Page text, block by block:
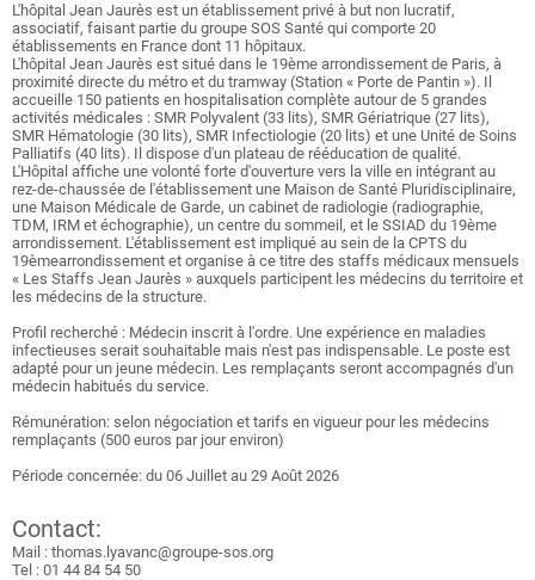
L'hôpital Jean Jaurès est un établissement privé à but non lucratif,
associatif, faisant partie du groupe SOS Santé qui comporte 20
établissements en France dont 11 hôpitaux.
L'hôpital Jean Jaurès est situé dans le 19ème arrondissement de Paris, à
proximité directe du métro et du tramway (Station « Porte de Pantin »). Il
accueille 150 patients en hospitalisation complète autour de 5 grandes
activités médicales : SMR Polyvalent (33 lits), SMR Gériatrique (27 lits),
SMR Hématologie (30 lits), SMR Infectiologie (20 lits) et une Unité de Soins
Palliatifs (40 lits). Il dispose d'un plateau de rééducation de qualité.
L'Hôpital affiche une volonté forte d'ouverture vers la ville en intégrant au
rez-de-chaussée de l'établissement une Maison de Santé Pluridisciplinaire,
une Maison Médicale de Garde, un cabinet de radiologie (radiographie,
TDM, IRM et échographie), un centre du sommeil, et le SSIAD du 19ème
arrondissement. L'établissement est impliqué au sein de la CPTS du
19èmearrondissement et organise à ce titre des staffs médicaux mensuels
« Les Staffs Jean Jaurès » auxquels participent les médecins du territoire et
les médecins de la structure.
Profil recherché : Médecin inscrit à l'ordre. Une expérience en maladies
infectieuses serait souhaitable mais n'est pas indispensable. Le poste est
adapté pour un jeune médecin. Les remplaçants seront accompagnés d'un
médecin habitués du service.
Rémunération: selon négociation et tarifs en vigueur pour les médecins
remplaçants (500 euros par jour environ)
Période concernée: du 06 Juillet au 29 Août 2026
Contact:
Mail : thomas.lyavanc@groupe-sos.org
Tel : 01 44 84 54 50